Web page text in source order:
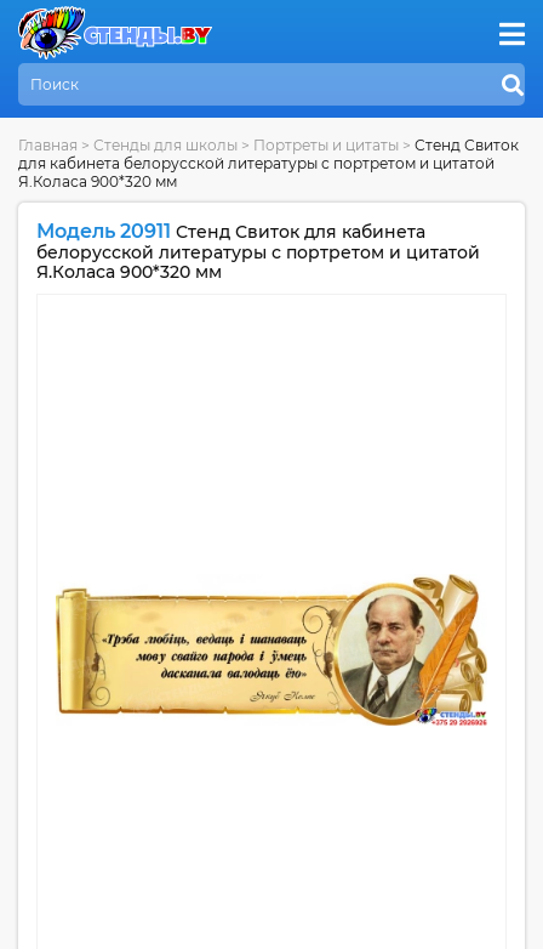
Главная > Стенды для школы > Портреты и цитаты > Стенд Свиток
для кабинета белорусской литературы с портретом и цитатой
Я.Коласа 900*320 мм
Модель 20911 Стенд Свиток для кабинета
белорусской литературы с портретом и цитатой
Я.Коласа 900*320 мм